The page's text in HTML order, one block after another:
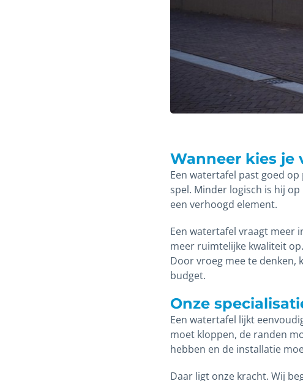
Wanneer kies je
Een watertafel past goed
spel. Minder logisch is hij
een verhoogd element.
Een watertafel vraagt meer
meer ruimtelijke kwaliteit
Door vroeg mee te denken,
budget.
Onze
Een watertafel lijkt
moet kloppen, de randen
hebben en de installatie
Daar ligt onze kracht. Wij